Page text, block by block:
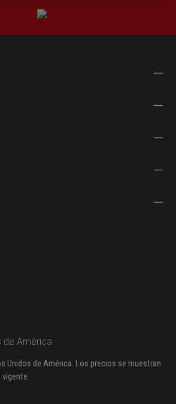
de América
Unidos de América. Los precios se muestran